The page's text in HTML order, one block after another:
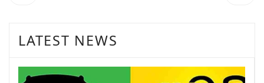
LATEST NEWS